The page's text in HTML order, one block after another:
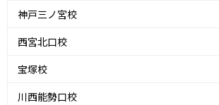
神戸三ノ宮校
西宮北口校
宝塚校
川西能勢口校